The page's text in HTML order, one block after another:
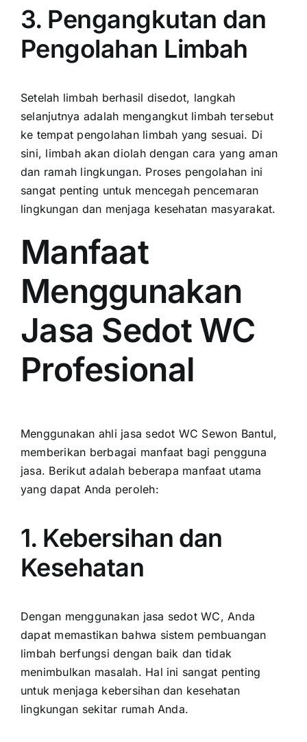
3. Pengangkutan dan
Pengolahan Limbah
Setelah limbah berhasil disedot, langkah
selanjutnya adalah mengangkut limbah tersebut
ke tempat pengolahan limbah yang sesuai. Di
sini, limbah akan diolah dengan cara yang aman
dan ramah lingkungan. Proses pengolahan ini
sangat penting untuk mencegah pencemaran
lingkungan dan menjaga kesehatan masyarakat.
Manfaat
Menggunakan
Jasa Sedot WC
Profesional
Menggunakan ahli jasa sedot WC Sewon Bantul,
memberikan berbagai manfaat bagi pengguna
jasa. Berikut adalah beberapa manfaat utama
yang dapat Anda peroleh:
1. Kebersihan dan
Kesehatan
Dengan menggunakan jasa sedot WC, Anda
dapat memastikan bahwa sistem pembuangan
limbah berfungsi dengan baik dan tidak
menimbulkan masalah. Hal ini sangat penting
untuk menjaga kebersihan dan kesehatan
lingkungan sekitar rumah Anda.